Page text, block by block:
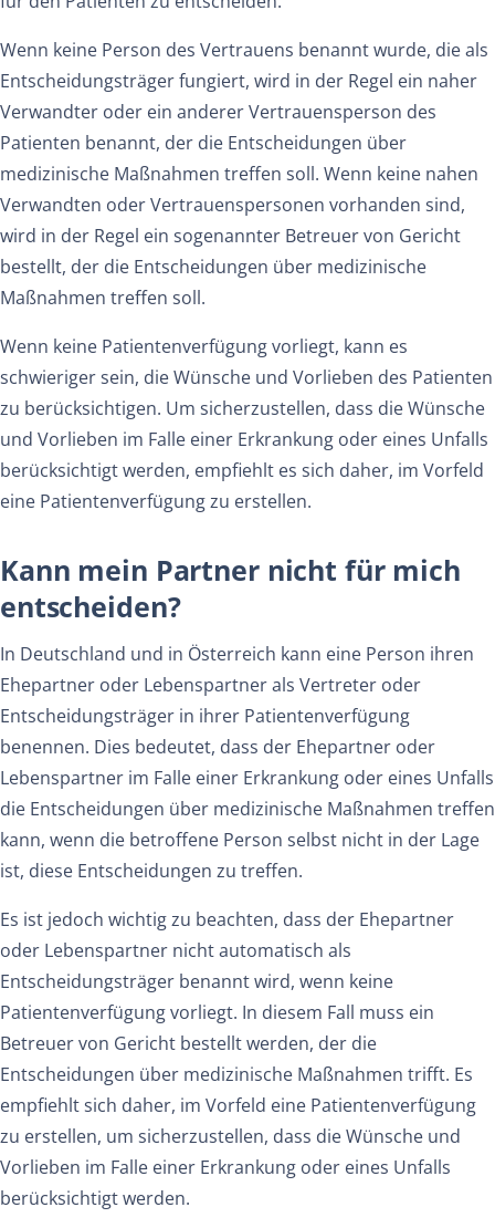
Wenn keine Person des Vertrauens benannt wurde, die als
Entscheidungsträger fungiert, wird in der Regel ein naher
Verwandter oder ein anderer Vertrauensperson des
Patienten benannt, der die Entscheidungen über
medizinische Maßnahmen treffen soll. Wenn keine nahen
Verwandten oder Vertrauenspersonen vorhanden sind,
wird in der Regel ein sogenannter Betreuer von Gericht
bestellt, der die Entscheidungen über medizinische
Maßnahmen treffen soll.
Wenn keine Patientenverfügung vorliegt, kann es
schwieriger sein, die Wünsche und Vorlieben des Patienten
zu berücksichtigen. Um sicherzustellen, dass die Wünsche
und Vorlieben im Falle einer Erkrankung oder eines Unfalls
berücksichtigt werden, empfiehlt es sich daher, im Vorfeld
eine Patientenverfügung zu erstellen.
Kann mein Partner nicht für mich
entscheiden?
In Deutschland und in Österreich kann eine Person ihren
Ehepartner oder Lebenspartner als Vertreter oder
Entscheidungsträger in ihrer Patientenverfügung
benennen. Dies bedeutet, dass der Ehepartner oder
Lebenspartner im Falle einer Erkrankung oder eines Unfalls
die Entscheidungen über medizinische Maßnahmen treffen
kann, wenn die betroffene Person selbst nicht in der Lage
ist, diese Entscheidungen zu treffen.
Es ist jedoch wichtig zu beachten, dass der Ehepartner
oder Lebenspartner nicht automatisch als
Entscheidungsträger benannt wird, wenn keine
Patientenverfügung vorliegt. In diesem Fall muss ein
Betreuer von Gericht bestellt werden, der die
Entscheidungen über medizinische Maßnahmen trifft. Es
empfiehlt sich daher, im Vorfeld eine Patientenverfügung
zu erstellen, um sicherzustellen, dass die Wünsche und
Vorlieben im Falle einer Erkrankung oder eines Unfalls
berücksichtigt werden.